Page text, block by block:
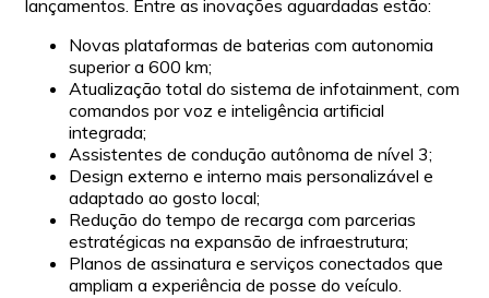
lançamentos. Entre as inovações aguardadas estão:
Novas plataformas de baterias com autonomia
superior a 600 km;
Atualização total do sistema de infotainment, com
comandos por voz e inteligência artificial
integrada;
Assistentes de condução autônoma de nível 3;
Design externo e interno mais personalizável e
adaptado ao gosto local;
Redução do tempo de recarga com parcerias
estratégicas na expansão de infraestrutura;
Planos de assinatura e serviços conectados que
ampliam a experiência de posse do veículo.